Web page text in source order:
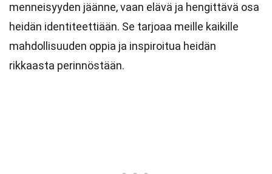
menneisyyden jäänne, vaan elävä ja hengittävä osa
heidän identiteettiään. Se tarjoaa meille kaikille
mahdollisuuden oppia ja inspiroitua heidän
rikkaasta perinnöstään.